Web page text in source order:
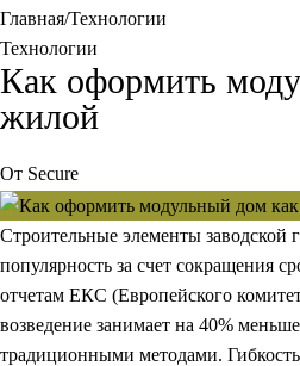
Главная Технологии
Технологии
Как оформить
жилой
От Secure
Строительные элементы заводской
популярность за счет сокращения
отчетам ЕКС (Европейского
возведение занимает на 40%
традиционными методами.